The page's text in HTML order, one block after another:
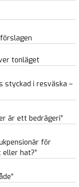
tonläget
styckad i resväska –
är ett bedrägeri”
för
hat?”